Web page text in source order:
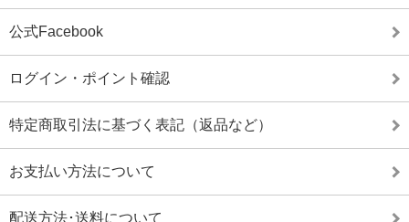
公式Facebook
ログイン・ポイント確認
特定商取引法に基づく表記（返品など）
お支払い方法について
配送方法･送料について